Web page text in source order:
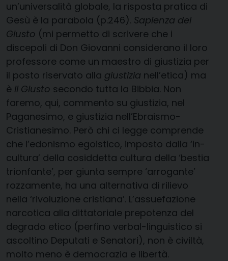
un’universalità globale, la risposta pratica di
Gesù è la parabola (p.246). Sapienza del
Giusto (mi permetto di scrivere che i
discepoli di Don Giovanni considerano il loro
professore come un maestro di giustizia per
il posto riservato alla giustizia nell’etica) ma
è il Giusto secondo tutta la Bibbia. Non
faremo, qui, commento su giustizia, nel
Paganesimo, e giustizia nell’Ebraismo-
Cristianesimo. Però chi ci legge comprende
che l’edonismo egoistico, imposto dalla ‘in-
cultura’ della cosiddetta cultura della ‘bestia
trionfante’, per giunta sempre ‘arrogante’
rozzamente, ha una alternativa di rilievo
nella ‘rivoluzione cristiana’. L’assuefazione
narcotica alla dittatoriale prepotenza del
degrado etico (perfino verbal-linguistico si
ascoltino Deputati e Senatori), non è civiltà,
molto meno è democrazia e libertà.